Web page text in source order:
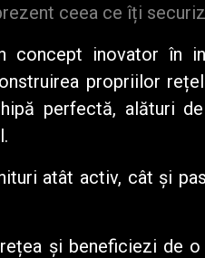
ceea ce îți
concept inovator în
propriilor
perfectă, alături
atât activ, cât și
și beneficiezi de